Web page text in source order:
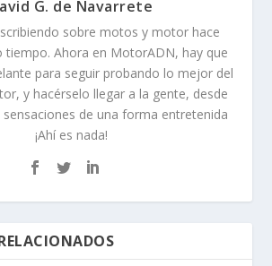
G. de Navarrete
sobre motos y motor hace
tiempo. Ahora en MotorADN, hay que
para seguir probando lo mejor del
y hacérselo llegar a la gente, desde
sensaciones de una forma entretenida
¡Ahí es nada!